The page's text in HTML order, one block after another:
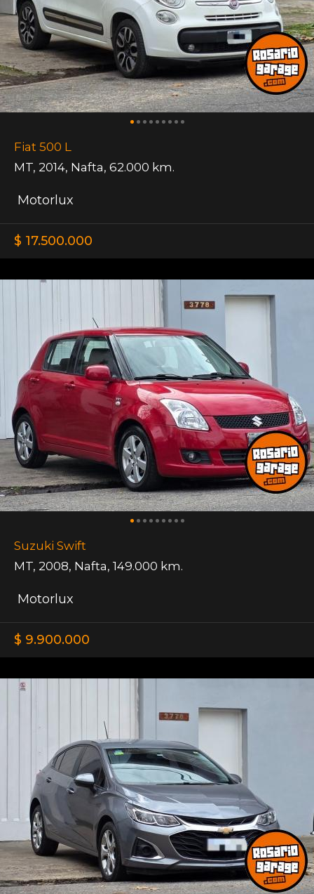
Fiat 500 L
MT, 2014, Nafta, 62.000 km.
Motorlux
$ 17.500.000
Suzuki Swift
MT, 2008, Nafta, 149.000 km.
Motorlux
$ 9.900.000